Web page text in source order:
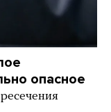
опасное